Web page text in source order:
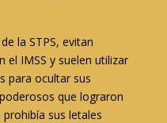
la STPS, evitan
el IMSS y suelen utilizar
para ocultar sus
que lograron
sus letales